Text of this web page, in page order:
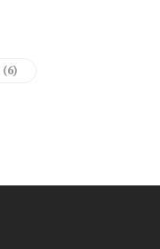
(6)